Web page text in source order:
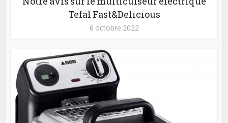
Tefal Fast&Delicious
6 octobre 2022